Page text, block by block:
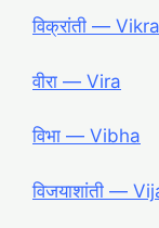
विक्रांती ―
वीरा ― Vira
विभा ― Vibha
विजयाशांती ―